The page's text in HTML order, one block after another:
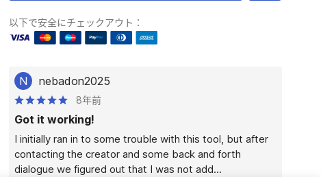
以下で安全にチェックアウト：
N nebadon2025
8年前
Got it working!
I initially ran in to some trouble with this tool, but after
contacting the creator and some back and forth
dialogue we figured out that I was not add...